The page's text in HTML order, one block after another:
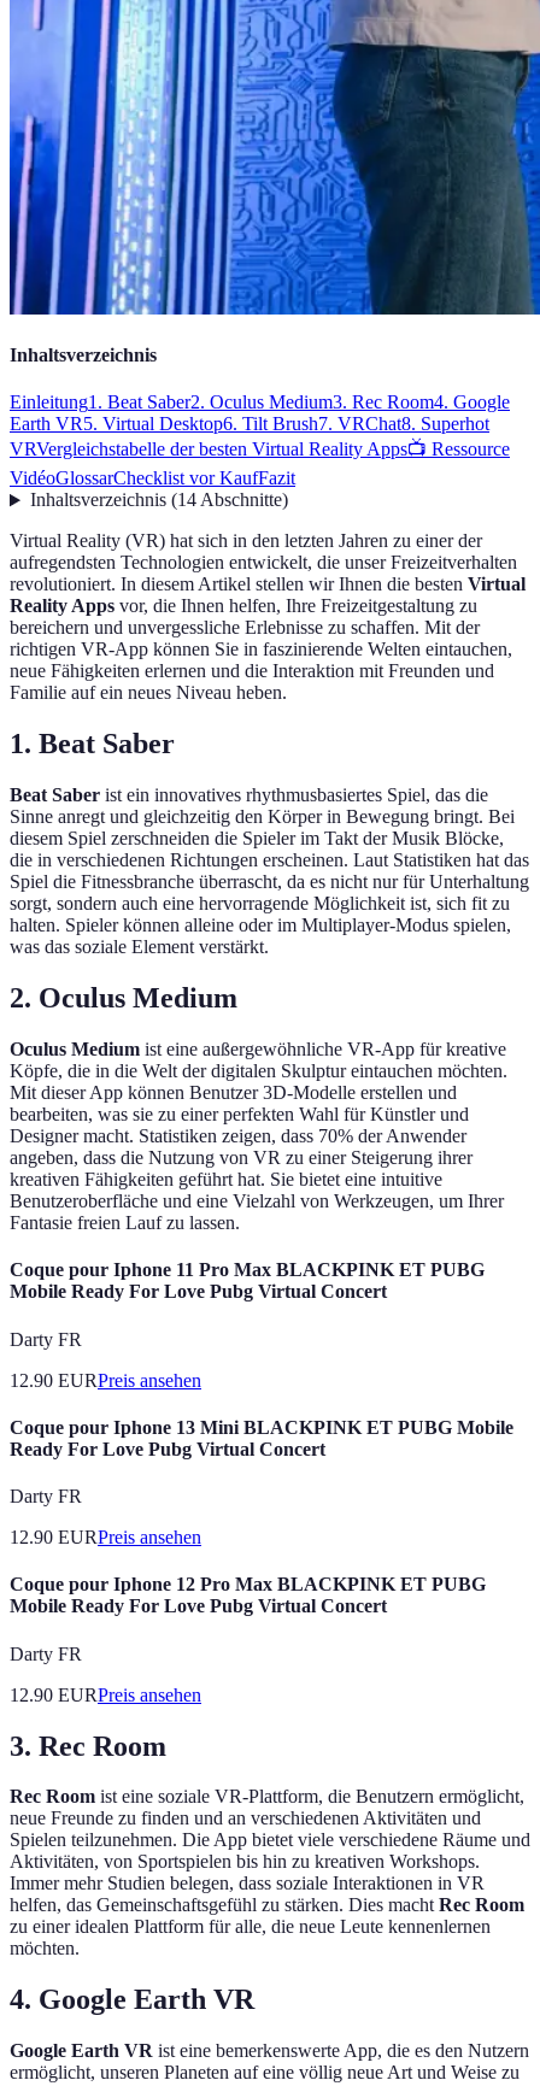
Inhaltsverzeichnis
Einleitung1. Beat Saber2. Oculus Medium3. Rec Room4. Google
Earth VR5. Virtual Desktop6. Tilt Brush7. VRChat8. Superhot
VRVergleichstabelle der besten Virtual Reality Apps📺 Ressource
VidéoGlossarChecklist vor KaufFazit
Inhaltsverzeichnis(14Abschnitte)
Virtual Reality (VR) hat sich in den letzten Jahren zu einer der
aufregendsten Technologien entwickelt, die unser Freizeitverhalten
revolutioniert. In diesem Artikel stellen wir Ihnen die besten Virtual
Reality Apps vor, die Ihnen helfen, Ihre Freizeitgestaltung zu
bereichern und unvergessliche Erlebnisse zu schaffen. Mit der
richtigen VR-App können Sie in faszinierende Welten eintauchen,
neue Fähigkeiten erlernen und die Interaktion mit Freunden und
Familie auf ein neues Niveau heben.
1. Beat Saber
Beat Saber ist ein innovatives rhythmusbasiertes Spiel, das die
Sinne anregt und gleichzeitig den Körper in Bewegung bringt. Bei
diesem Spiel zerschneiden die Spieler im Takt der Musik Blöcke,
die in verschiedenen Richtungen erscheinen. Laut Statistiken hat das
Spiel die Fitnessbranche überrascht, da es nicht nur für Unterhaltung
sorgt, sondern auch eine hervorragende Möglichkeit ist, sich fit zu
halten. Spieler können alleine oder im Multiplayer-Modus spielen,
was das soziale Element verstärkt.
2. Oculus Medium
Oculus Medium ist eine außergewöhnliche VR-App für kreative
Köpfe, die in die Welt der digitalen Skulptur eintauchen möchten.
Mit dieser App können Benutzer 3D-Modelle erstellen und
bearbeiten, was sie zu einer perfekten Wahl für Künstler und
Designer macht. Statistiken zeigen, dass 70% der Anwender
angeben, dass die Nutzung von VR zu einer Steigerung ihrer
kreativen Fähigkeiten geführt hat. Sie bietet eine intuitive
Benutzeroberfläche und eine Vielzahl von Werkzeugen, um Ihrer
Fantasie freien Lauf zu lassen.
Coque pour Iphone 11 Pro Max BLACKPINK ET PUBG
Mobile Ready For Love Pubg Virtual Concert
Darty FR
12.90 EURPreis ansehen
Coque pour Iphone 13 Mini BLACKPINK ET PUBG Mobile
Ready For Love Pubg Virtual Concert
Darty FR
12.90 EURPreis ansehen
Coque pour Iphone 12 Pro Max BLACKPINK ET PUBG
Mobile Ready For Love Pubg Virtual Concert
Darty FR
12.90 EURPreis ansehen
3. Rec Room
Rec Room ist eine soziale VR-Plattform, die Benutzern ermöglicht,
neue Freunde zu finden und an verschiedenen Aktivitäten und
Spielen teilzunehmen. Die App bietet viele verschiedene Räume und
Aktivitäten, von Sportspielen bis hin zu kreativen Workshops.
Immer mehr Studien belegen, dass soziale Interaktionen in VR
helfen, das Gemeinschaftsgefühl zu stärken. Dies machtRec Room
zu einer idealen Plattform für alle, die neue Leute kennenlernen
möchten.
4. Google Earth VR
Google Earth VR ist eine bemerkenswerte App, die es den Nutzern
ermöglicht, unseren Planeten auf eine völlig neue Art und Weise zu